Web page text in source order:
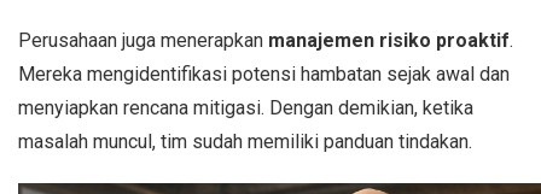
Perusahaan juga menerapkan manajemen risiko proaktif.
Mereka mengidentifikasi potensi hambatan sejak awal dan
menyiapkan rencana mitigasi. Dengan demikian, ketika
masalah muncul, tim sudah memiliki panduan tindakan.